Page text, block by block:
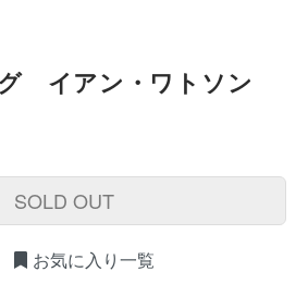
イアン・ワトソン
SOLD OUT
お気に入り一覧